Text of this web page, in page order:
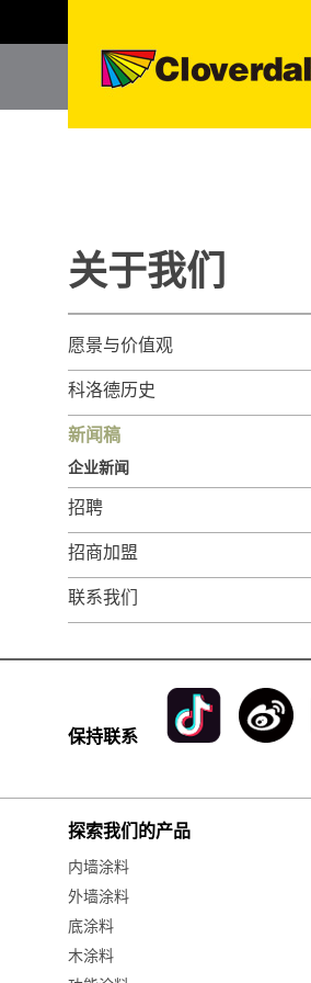
关于我们
愿景与价值观
科洛德历史
新闻稿
企业新闻
招聘
招商加盟
联系我们
保持联系
探索我们的产品
内墙涂料
外墙涂料
底涂料
木涂料